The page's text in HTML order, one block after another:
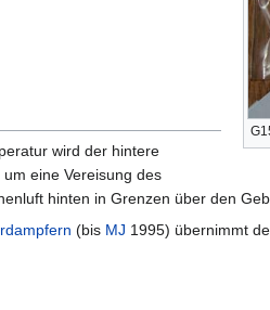
wird der hintere
eine Vereisung des
hinten in Grenzen über den
(bis MJ 1995) übernimmt